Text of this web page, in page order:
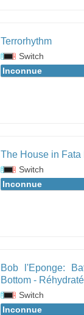
Terrorhythm
Switch
Inconnue
The House in Fata
Switch
Inconnue
Bob l'Eponge:
Bottom - Réhydraté
Switch
Inconnue